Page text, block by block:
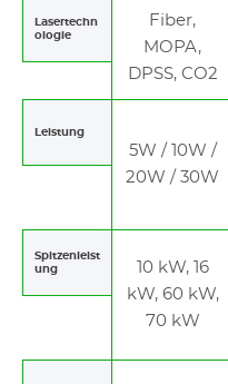
Lasertechn
ologie
Fiber,
MOPA,
DPSS, CO2
Leistung
5W / 10W /
20W / 30W
Spitzenleist
ung
10 kW, 16
kW, 60 kW,
70 kW